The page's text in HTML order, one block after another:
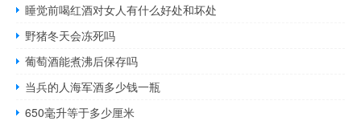
睡觉前喝红酒对女人有什么好处和坏处
野猪冬天会冻死吗
葡萄酒能煮沸后保存吗
当兵的人海军酒多少钱一瓶
650毫升等于多少厘米